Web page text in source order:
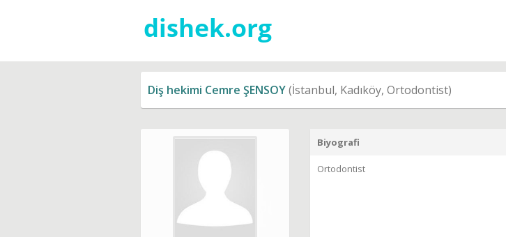
Diş hekimi Cemre ŞENSOY(İstanbul, Kadıköy, Ortodontist)
Biyografi
Ortodontist